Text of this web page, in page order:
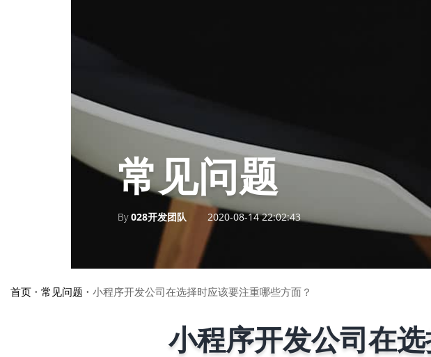
常见问题
By028开发团队 2020-08-14 22:02:43
首页 • 常见问题 • 小程序开发公司在选择时应该要注重哪些方面？
小程序开发公司在